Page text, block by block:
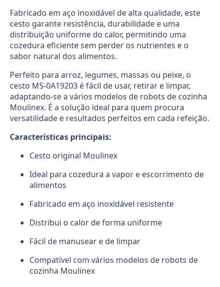
Fabricado em aço inoxidável de alta qualidade, este
cesto garante resistência, durabilidade e uma
distribuição uniforme do calor, permitindo uma
cozedura eficiente sem perder os nutrientes e o
sabor natural dos alimentos.
Perfeito para arroz, legumes, massas ou peixe, o
cesto MS-0A19203 é fácil de usar, retirar e limpar,
adaptando-se a vários modelos de robots de cozinha
Moulinex. É a solução ideal para quem procura
versatilidade e resultados perfeitos em cada refeição.
Características principais:
Cesto original Moulinex
Ideal para cozedura a vapor e escorrimento de
alimentos
Fabricado em aço inoxidável resistente
Distribui o calor de forma uniforme
Fácil de manusear e de limpar
Compatível com vários modelos de robots de
cozinha Moulinex